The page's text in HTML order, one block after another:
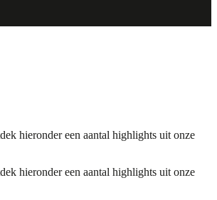
hieronder een aantal highlights uit onze
hieronder een aantal highlights uit onze